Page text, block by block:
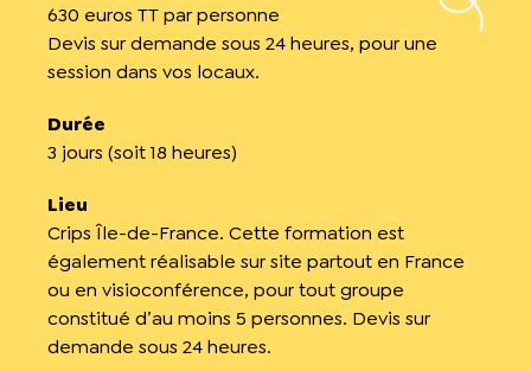
630 euros TT par personne
Devis sur demande sous 24 heures, pour une
session dans vos locaux.
Durée
3 jours (soit 18 heures)
Lieu
Crips Île-de-France. Cette formation est
également réalisable sur site partout en France
ou en visioconférence, pour tout groupe
constitué d’au moins 5 personnes. Devis sur
demande sous 24 heures.